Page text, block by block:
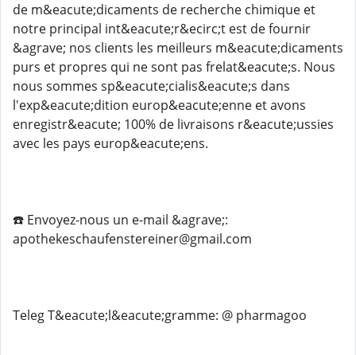
de m&eacute;dicaments de recherche chimique et
notre principal int&eacute;r&ecirc;t est de fournir
&agrave; nos clients les meilleurs m&eacute;dicaments
purs et propres qui ne sont pas frelat&eacute;s. Nous
nous sommes sp&eacute;cialis&eacute;s dans
l'exp&eacute;dition europ&eacute;enne et avons
enregistr&eacute; 100% de livraisons r&eacute;ussies
avec les pays europ&eacute;ens.
☎️ Envoyez-nous un e-mail &agrave;:
apothekeschaufenstereiner@gmail.com
Teleg️ T&eacute;l&eacute;gramme: @ pharmagoo